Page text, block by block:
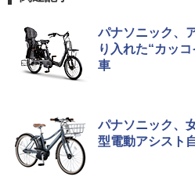
パナソニック、
り入れた“カッ
車
パナソニック、
型電動アシスト